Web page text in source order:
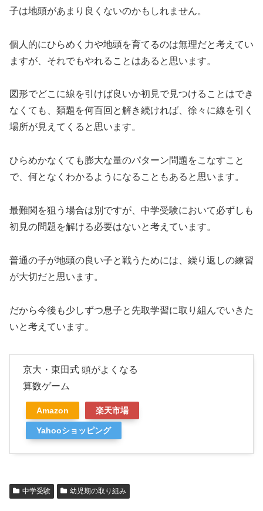
子は地頭があまり良くないのかもしれません。
個人的にひらめく力や地頭を育てるのは無理だと考えてい
ますが、それでもやれることはあると思います。
図形でどこに線を引けば良いか初見で見つけることはでき
なくても、類題を何百回と解き続ければ、徐々に線を引く
場所が見えてくると思います。
ひらめかなくても膨大な量のパターン問題をこなすこと
で、何となくわかるようになることもあると思います。
最難関を狙う場合は別ですが、中学受験において必ずしも
初見の問題を解ける必要はないと考えています。
普通の子が地頭の良い子と戦うためには、繰り返しの練習
が大切だと思います。
だから今後も少しずつ息子と先取学習に取り組んでいきた
いと考えています。
京大・東田式 頭がよくなる
算数ゲーム
Amazon 楽天市場
Yahooショッピング
中学受験 幼児期の取り組み